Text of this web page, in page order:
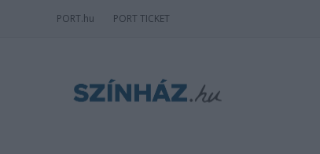
PORT.hu PORT TICKET